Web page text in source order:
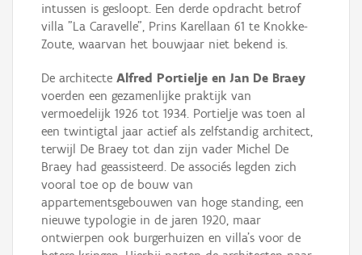
intussen is gesloopt. Een derde opdracht betrof
villa "La Caravelle", Prins Karellaan 61 te Knokke-
Zoute, waarvan het bouwjaar niet bekend is.
De architecte Alfred Portielje en Jan De Braey
voerden een gezamenlijke praktijk van
vermoedelijk 1926 tot 1934. Portielje was toen al
een twintigtal jaar actief als zelfstandig architect,
terwijl De Braey tot dan zijn vader Michel De
Braey had geassisteerd. De associés legden zich
vooral toe op de bouw van
appartementsgebouwen van hoge standing, een
nieuwe typologie in de jaren 1920, maar
ontwierpen ook burgerhuizen en villa’s voor de